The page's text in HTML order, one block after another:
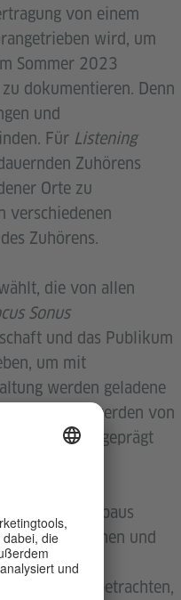
von einem
wird, um
Sommer 2023
dokumentieren. Denn
und
Für Listening
Zuhörens
Orte zu
verschiedenen
Zuhörens.
die von allen
Sonus
und das Publikum
um mit
werden geladene
werden von
geprägt
menschlichen und
unserer
Akt zu betrachten,